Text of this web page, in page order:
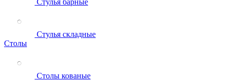
Стулья барные
Стулья складные
Столы
Столы кованые